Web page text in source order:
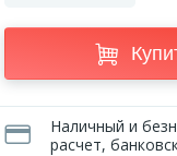
Наличный и
расчет,